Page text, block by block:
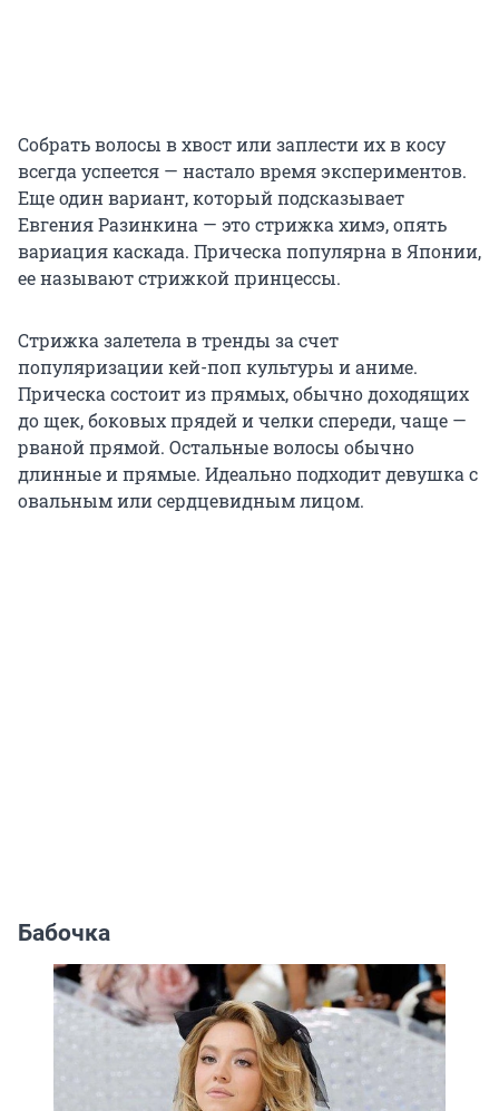
Собрать волосы в хвост или заплести их в косу
всегда успеется — настало время экспериментов.
Еще один вариант, который подсказывает
Евгения Разинкина — это стрижка химэ, опять
вариация каскада. Прическа популярна в Японии,
ее называют стрижкой принцессы.
Стрижка залетела в тренды за счет
популяризации кей-поп культуры и аниме.
Прическа состоит из прямых, обычно доходящих
до щек, боковых прядей и челки спереди, чаще —
рваной прямой. Остальные волосы обычно
длинные и прямые. Идеально подходит девушка с
овальным или сердцевидным лицом.
Бабочка